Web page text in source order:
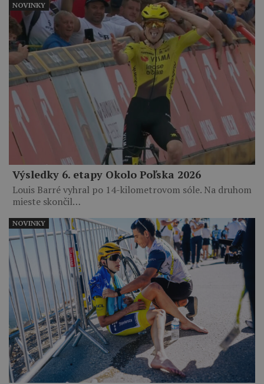
Výsledky 6. etapy Okolo Poľska 2026
Louis Barré vyhral po 14-kilometrovom sóle. Na druhom
mieste skončil…
NOVINKY
NOVINKY